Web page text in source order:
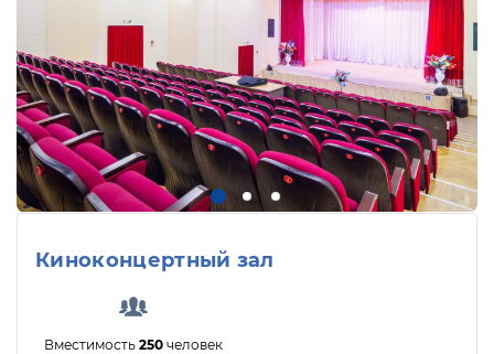
Киноконцертный зал
Вместимость 250человек